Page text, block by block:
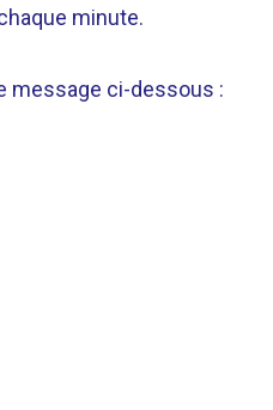
minute.
message ci-dessous :